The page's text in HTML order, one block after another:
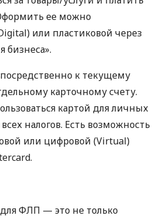
ее можно
или пластиковой через
бизнеса».
к текущему
карточному счету.
картой для личных
налогов. Есть возможность
или цифровой (Virtual)
ФЛП — это не только